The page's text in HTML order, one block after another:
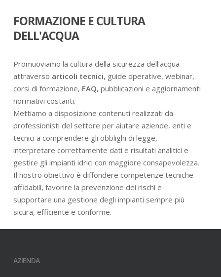
FORMAZIONE E CULTURA
DELL'ACQUA
Promuoviamo la cultura della sicurezza dell’acqua
attraverso articoli tecnici, guide operative, webinar,
corsi di formazione, FAQ, pubblicazioni e aggiornamenti
normativi costanti.
Mettiamo a disposizione contenuti realizzati da
professionisti del settore per aiutare aziende, enti e
tecnici a comprendere gli obblighi di legge,
interpretare correttamente dati e risultati analitici e
gestire gli impianti idrici con maggiore consapevolezza.
Il nostro obiettivo è diffondere competenze tecniche
affidabili, favorire la prevenzione dei rischi e
supportare una gestione degli impianti sempre più
sicura, efficiente e conforme.
AZIENDA